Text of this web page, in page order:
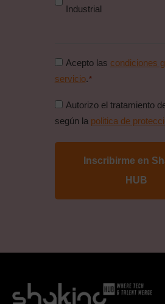
Industrial
Consentimiento
condiciones
*
Acepto las condiciones
servicio. *
Consentimiento
politica
*
Autorizo el tratamiento
según la politica de